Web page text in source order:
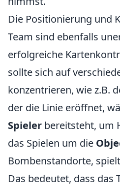
Die Positionierung und
Team sind ebenfalls
erfolgreiche
sollte sich auf
konzentrieren, wie z.B.
der die Linie eröffnet,
Spieler bereitsteht, um
das Spielen um die
Bombenstandorte,
Das bedeutet, dass das